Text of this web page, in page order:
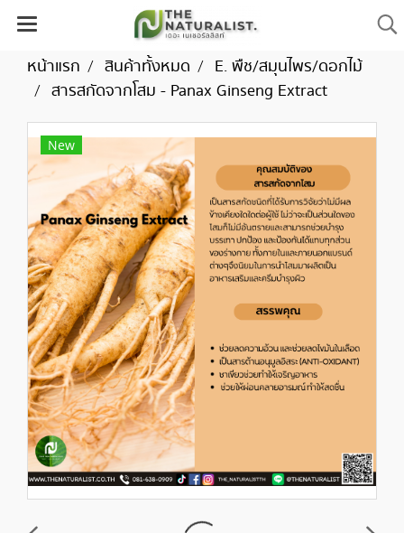
หน้าแรก สินค้าทั้งหมด
E. พืช/สมุนไพร/ดอกไม้
สารสกัดจากโสม - Panax Ginseng Extract
New